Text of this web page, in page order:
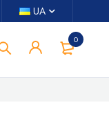
UA
0